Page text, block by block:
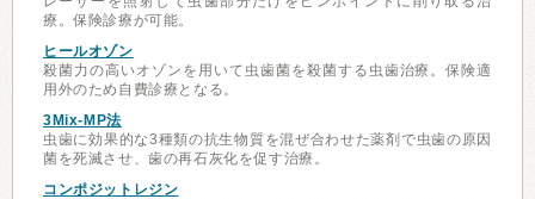
療。保険診療が可能。
ヒールオゾン
殺菌力の高いオゾンを用いて虫歯菌を殺菌する虫歯治療。保険適
用外のため自費診療となる。
3Mix-MP法
虫歯に効果的な3種類の抗生物質を混ぜ合わせた薬剤で虫歯の原因
菌を死滅させ、歯の再石灰化を促す治療。
コンポジットレジン